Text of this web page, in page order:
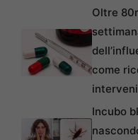
Oltre
come
Incubo